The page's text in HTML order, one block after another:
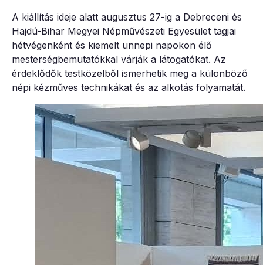
A kiállítás ideje alatt augusztus 27-ig a Debreceni és
Hajdú-Bihar Megyei Népművészeti Egyesület tagjai
hétvégenként és kiemelt ünnepi napokon élő
mesterségbemutatókkal várják a látogatókat. Az
érdeklődők testközelből ismerhetik meg a különböző
népi kézműves technikákat és az alkotás folyamatát.